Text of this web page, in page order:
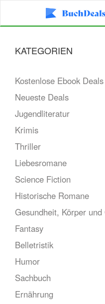
KATEGORIEN
Kostenlose Ebook Deals
Neueste Deals
Jugendliteratur
Krimis
Thriller
Liebesromane
Science Fiction
Historische Romane
Gesundheit, Körper und
Fantasy
Belletristik
Humor
Sachbuch
Ernährung